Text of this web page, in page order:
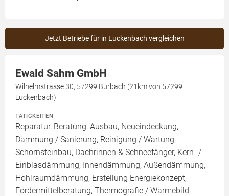
Jetzt Betriebe für in Luckenbach vergleichen
Ewald Sahm GmbH
Wilhelmstrasse 30, 57299 Burbach (21km von 57299
Luckenbach)
TÄTIGKEITEN
Reparatur, Beratung, Ausbau, Neueindeckung,
Dämmung / Sanierung, Reinigung / Wartung,
Schornsteinbau, Dachrinnen & Schneefänger, Kern- /
Einblasdämmung, Innendämmung, Außendämmung,
Hohlraumdämmung, Erstellung Energiekonzept,
Fördermittelberatung, Thermografie / Wärmebild,